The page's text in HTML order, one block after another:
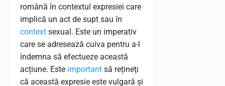
română în contextul expresiei care
implică un act de supt sau în
context sexual. Este un imperativ
care se adresează cuiva pentru a-l
îndemna să efectueze această
acțiune. Este important să rețineți
că această expresie este vulgară și